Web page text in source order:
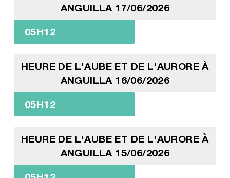
ANGUILLA 17/06/2026
05H12
HEURE DE L'AUBE ET DE L'AURORE À
ANGUILLA 16/06/2026
05H12
HEURE DE L'AUBE ET DE L'AURORE À
ANGUILLA 15/06/2026